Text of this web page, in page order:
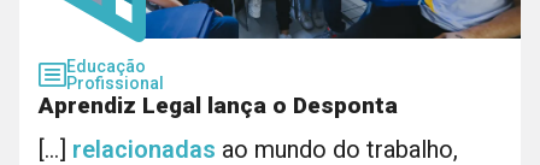
Educação
Profissional
Aprendiz Legal lança o Desponta
[...] relacionadas ao mundo do trabalho,